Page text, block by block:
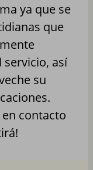
ya que se
que
así
su
en contacto